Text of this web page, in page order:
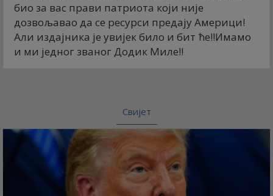
био за вас прави патриота који није
дозвољавао да се ресурси предају Америци!
Али издајника је увијек било и бит ће!!Имамо
и ми једног званог Додик Миле!!
Свијет